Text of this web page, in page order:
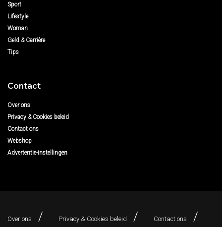
Sport
Lifestyle
Woman
Geld & Carrière
Tips
Contact
Over ons
Privacy & Cookies beleid
Contact ons
Webshop
Advertentie-instellingen
Over ons Privacy & Cookies beleid Contact ons